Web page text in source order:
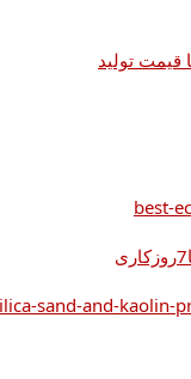
تولید